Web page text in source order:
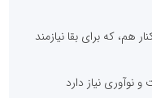
که برای بقا نیازمند
نوآوری نیاز دارد